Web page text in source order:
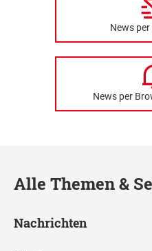
News
News per
Alle Themen &
Nachrichten